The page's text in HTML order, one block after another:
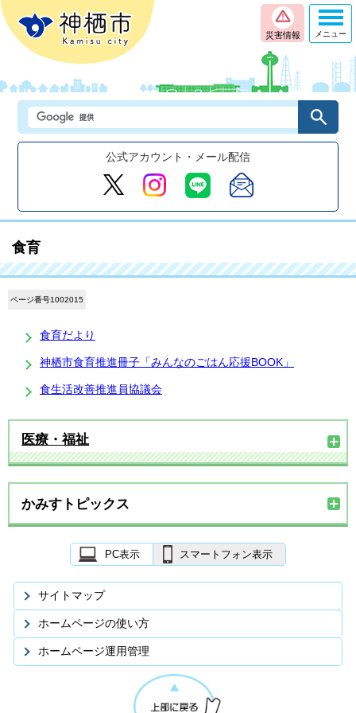
災害情報
公式アカウント・メール配信
メニュー
食育
ページ番号1002015
食育だより
神栖市食育推進冊子「みんなのごはん応援BOOK」
食生活改善推進員協議会
医療・福祉
かみすトピックス
PC表示 スマートフォン表示
サイトマップ
ホームページの使い方
ホームページ運用管理